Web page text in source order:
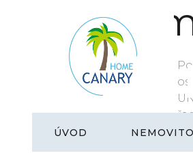
ÚVOD
La
15 leden 2022
Aktuality